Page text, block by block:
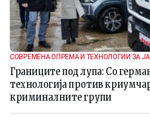
СОВРЕМЕНА ОПРЕМА И ТЕХНОЛОГИИ ЗА
ГРАНИЧНАТА БЕЗБЕДНОСТ
Границите под лупа: Со
технологија против
криминалните групи